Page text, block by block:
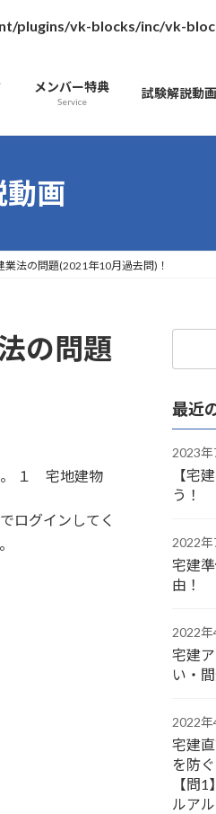
plugins/vk-blocks/inc/vk-
メンバー特典
Service
試験解説動画
動画
法の問題(2021年10月過去問)！
の問題
。 １ 宅地建物
ログインしてく
最近
2023年
【宅
う！
2022年
宅建
由！
2022年
宅建
い・間
2022年
宅建
を防
【問
ルア